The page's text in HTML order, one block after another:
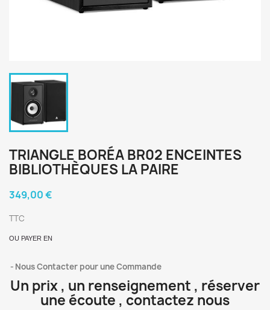
TRIANGLE BORÉA BR02 ENCEINTES
BIBLIOTHÈQUES LA PAIRE
349,00 €
TTC
OU PAYER EN
Nous Contacter pour une Commande
Un prix , un renseignement , réserver
une écoute , contactez nous